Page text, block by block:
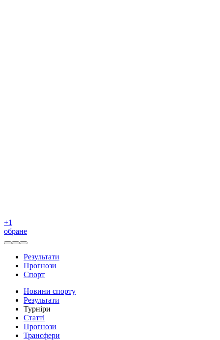
+1
обране
Результати
Прогнози
Спорт
Новини спорту
Результати
Турніри
Статті
Прогнози
Трансфери